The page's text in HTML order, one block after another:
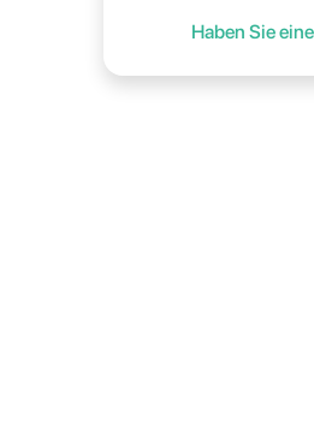
Haben Sie